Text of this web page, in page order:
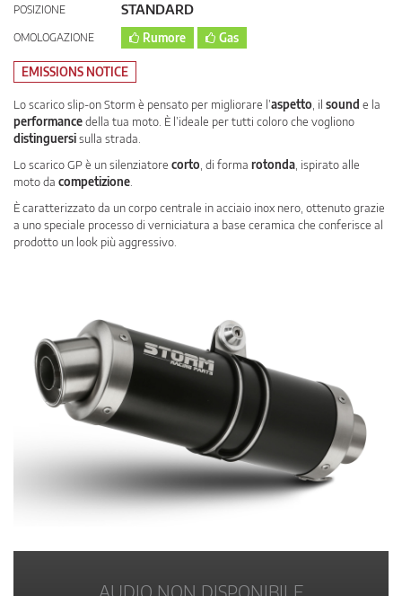
POSIZIONE STANDARD
OMOLOGAZIONE Rumore Gas
EMISSIONS NOTICE
Lo scarico slip-on Storm è pensato per migliorare l’aspetto , il sound e la
performancedella tua moto. È l’ideale per tutti coloro che vogliono
distinguersisulla strada.
Lo scarico GP è un silenziatore corto , di forma rotonda , ispirato alle
moto da competizione
È caratterizzato da un corpo centrale in acciaio inox nero, ottenuto grazie
a uno speciale processo di verniciatura a base ceramica che conferisce al
prodotto un look più aggressivo.
AUDIO NON DISPONIBILE